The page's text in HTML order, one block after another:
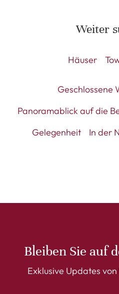
Weiter
Häuser
Geschlossene
Panoramablick auf die
Gelegenheit
In der
Bleiben Sie auf
Exklusive Updates